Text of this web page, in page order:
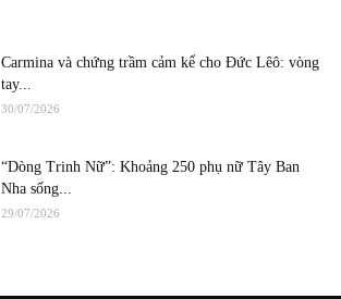
Carmina và chứng trầm cảm kể cho Đức Lêô: vòng
tay...
30/07/2026
“Dòng Trinh Nữ”: Khoảng 250 phụ nữ Tây Ban
Nha sống...
29/07/2026